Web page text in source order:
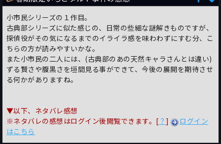
小市民シリーズの１作目。
古典部シリーズに似た感じの、日常の些細な謎解きものですが、
探偵役がその気になるまでのイライラ感を味わわずにすむ分、こ
ちらの方が読みやすいかな。
また小市民の二人には、(古典部のあの天然キャラさんとは違い)
ずる賢さや腹黒さを垣間見る事ができて、今後の展開を期待させ
る何かがありますね。
▼以下、ネタバレ感想
※ネタバレの感想はログイン後閲覧できます。[ ？ ]
ログイン
はこちら